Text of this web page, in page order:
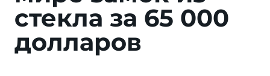
стекла за 65 000
долларов